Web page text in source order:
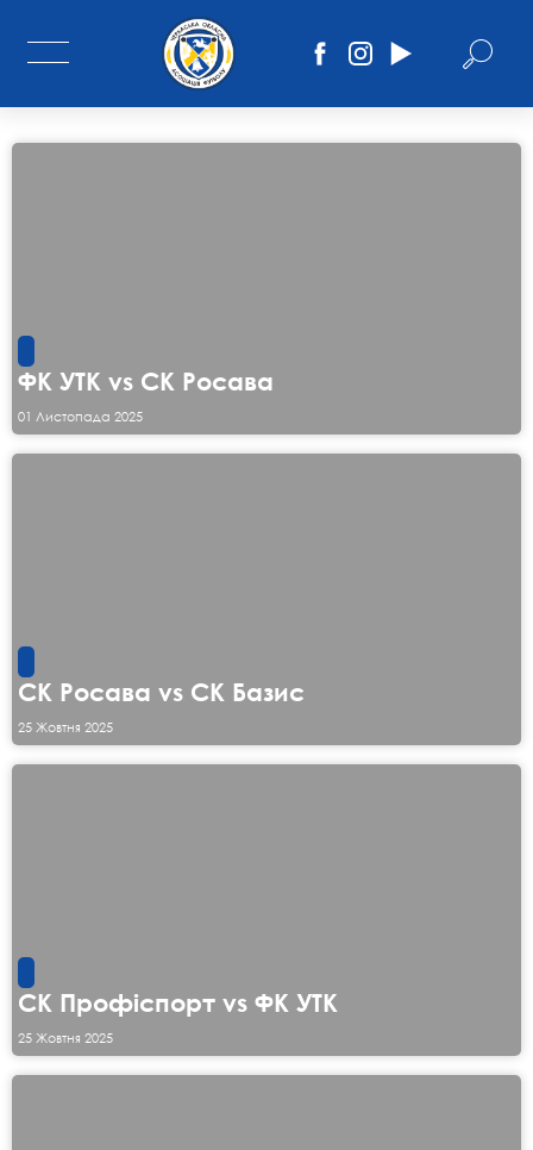
ФК УТК vs СК Росава
01 Листопада 2025
СК Росава vs СК Базис
25 Жовтня 2025
СК Профіспорт vs ФК УТК
25 Жовтня 2025